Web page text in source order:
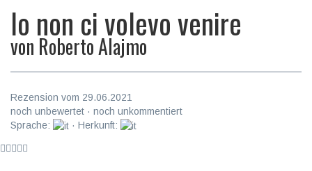
Io non ci volevo venire
von Roberto Alajmo
Rezension vom 29.06.2021
noch unbewertet · noch unkommentiert
Sprache:
· Herkunft: